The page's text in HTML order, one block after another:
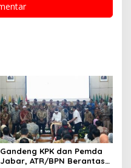
Gandeng KPK dan Pemda
Jabar, ATR/BPN Berantas